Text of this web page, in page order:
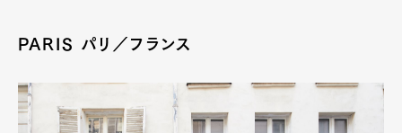
PARIS パリ／フランス